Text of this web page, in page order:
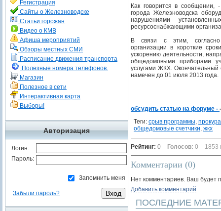
Регистрация
Сайты о Железноводске
Статьи горожан
Видео о КМВ
Афиша мероприятий
Обзоры местных СМИ
Расписание движения транспорта
Полезные номера телефонов.
Магазин
Полезное в сети
Интерактивная карта
Выборы!
Авторизация
Логин:
Пароль:
Запомнить меня
Забыли пароль?
Как говорится в
города Железноводска
нарушениями
ресурсоснабжающими
В связи с этим, согласно
организации в короткие
ускорению деятельности,
общедомовыми приборами
услугами ЖКХ. Окончательный
намечен до 01 июля 2013 года.
обсудить статью на форуме -
Теги: срыв программы,
общедомовые счетчики, жкх
Рейтинг: 0 Голосов: 0 1853
Комментарии (0)
Нет комментариев. Ваш будет
Добавить комментарий
ПОСЛЕДНИЕ